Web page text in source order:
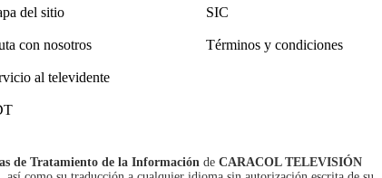
del sitio
con nosotros
al televidente
SIC
Términos y condiciones
de Tratamiento de la Información de CARACOL TELEVISIÓN